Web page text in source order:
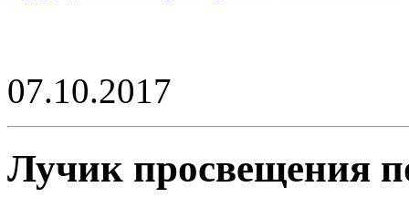
07.10.2017
Лучик просвещения